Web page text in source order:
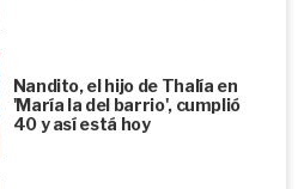
Nandito, el hijo de Thalía en
'María la del barrio', cumplió
40 y así está hoy